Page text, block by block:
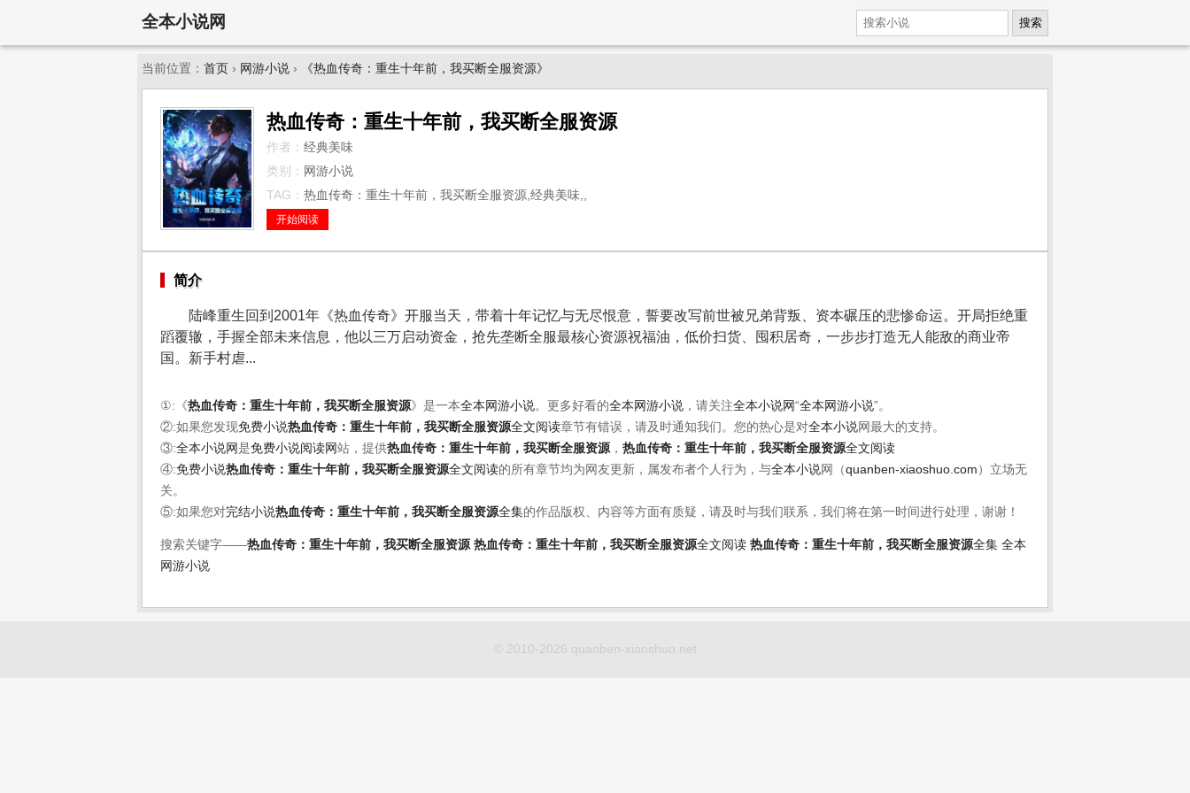
全本小说网 搜索
当前位置： 首页 › 网游小说 › 《热血传奇：重生十年前，我买断全服资源》
热血传奇：重生十年前，我买断全服资源
作者： 经典美味
类别： 网游小说
TAG： 热血传奇：重生十年前，我买断全服资源,经典美味,,
开始阅读
简介
陆峰重生回到2001年《热血传奇》开服当天，带着十年记忆与无尽恨意，誓要改写前世被兄弟背叛、资本碾压的悲惨命运。开局拒绝重
蹈覆辙，手握全部未来信息，他以三万启动资金，抢先垄断全服最核心资源祝福油，低价扫货、囤积居奇，一步步打造无人能敌的商业帝
国。新手村虐...
①:《热血传奇：重生十年前，我买断全服资源》是一本全本网游小说。更多好看的全本网游小说 ，请关注全本小说网“全本网游小说”。
②:如果您发现免费小说热血传奇：重生十年前，我买断全服资源全文阅读章节有错误，请及时通知我们。您的热心是对全本小说网最大的支持。
③:全本小说网是免费小说阅读网站，提供热血传奇：重生十年前，我买断全服资源 ， 热血传奇：重生十年前，我买断全服资源全文阅读
④:免费小说热血传奇：重生十年前，我买断全服资源全文阅读的所有章节均为网友更新，属发布者个人行为，与全本小说网（quanben-xiaoshuo.com ）立场无
关。
⑤:如果您对完结小说热血传奇：重生十年前，我买断全服资源全集的作品版权、内容等方面有质疑，请及时与我们联系，我们将在第一时间进行处理，谢谢！
搜索关键字——热血传奇：重生十年前，我买断全服资源 热血传奇：重生十年前，我买断全服资源全文阅读 热血传奇：重生十年前，我买断全服资源全集 全本
网游小说
© 2010-2026 quanben-xiaoshuo.net